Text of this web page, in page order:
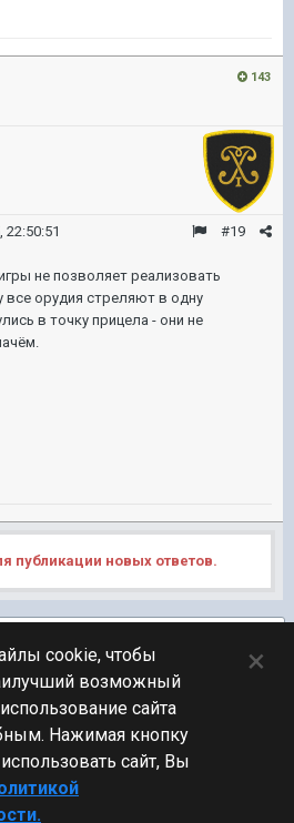
143
#19
22:50:51
не позволяет реализовать
все орудия стреляют в одну
в точку прицела - они не
публикации новых ответов.
Стиль
cookie, чтобы
возможный
сайта
Нажимая кнопку
сайт, Вы
×